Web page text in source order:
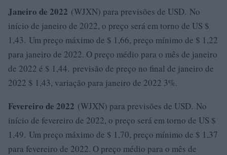
Janeiro de 2022 (WJXN) para previsões de USD. No
início de janeiro de 2022, o preço será em torno de US $
1,43. Um preço máximo de $ 1,66, preço mínimo de $ 1,22
para janeiro de 2022. O preço médio para o mês de janeiro
de 2022 é $ 1,44. previsão de preço no final de janeiro de
2022 $ 1,43, variação para janeiro de 2022 3%.
Fevereiro de 2022 (WJXN) para previsões de USD. No
início de fevereiro de 2022, o preço será em torno de US $
1,49. Um preço máximo de $ 1,70, preço mínimo de $ 1,37
para fevereiro de 2022. O preço médio para o mês de